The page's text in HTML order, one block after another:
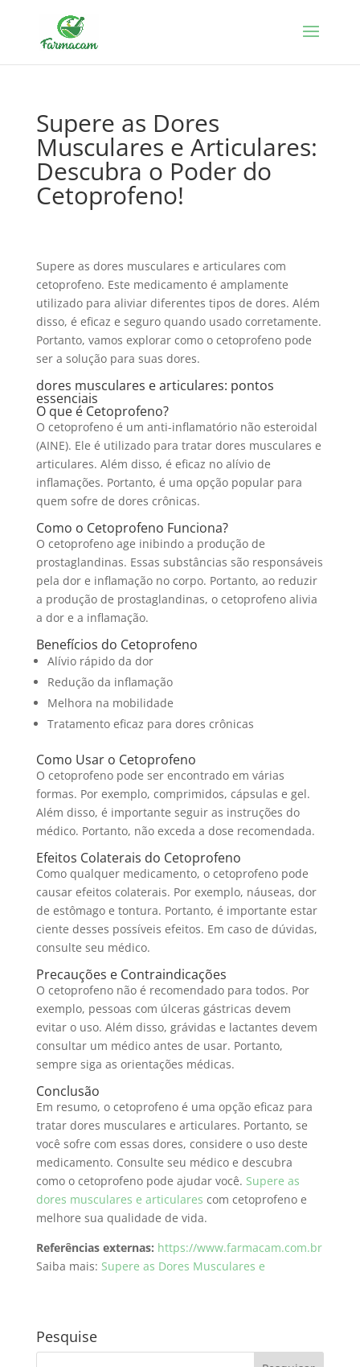
Supere as Dores
Musculares e Articulares:
Descubra o Poder do
Cetoprofeno!
Supere as dores musculares e articulares com
cetoprofeno. Este medicamento é amplamente
utilizado para aliviar diferentes tipos de dores. Além
disso, é eficaz e seguro quando usado corretamente.
Portanto, vamos explorar como o cetoprofeno pode
ser a solução para suas dores.
dores musculares e articulares: pontos
essenciais
O que é Cetoprofeno?
O cetoprofeno é um anti-inflamatório não esteroidal
(AINE). Ele é utilizado para tratar dores musculares e
articulares. Além disso, é eficaz no alívio de
inflamações. Portanto, é uma opção popular para
quem sofre de dores crônicas.
Como o Cetoprofeno Funciona?
O cetoprofeno age inibindo a produção de
prostaglandinas. Essas substâncias são responsáveis
pela dor e inflamação no corpo. Portanto, ao reduzir
a produção de prostaglandinas, o cetoprofeno alivia
a dor e a inflamação.
Benefícios do Cetoprofeno
Alívio rápido da dor
Redução da inflamação
Melhora na mobilidade
Tratamento eficaz para dores crônicas
Como Usar o Cetoprofeno
O cetoprofeno pode ser encontrado em várias
formas. Por exemplo, comprimidos, cápsulas e gel.
Além disso, é importante seguir as instruções do
médico. Portanto, não exceda a dose recomendada.
Efeitos Colaterais do Cetoprofeno
Como qualquer medicamento, o cetoprofeno pode
causar efeitos colaterais. Por exemplo, náuseas, dor
de estômago e tontura. Portanto, é importante estar
ciente desses possíveis efeitos. Em caso de dúvidas,
consulte seu médico.
Precauções e Contraindicações
O cetoprofeno não é recomendado para todos. Por
exemplo, pessoas com úlceras gástricas devem
evitar o uso. Além disso, grávidas e lactantes devem
consultar um médico antes de usar. Portanto,
sempre siga as orientações médicas.
Conclusão
Em resumo, o cetoprofeno é uma opção eficaz para
tratar dores musculares e articulares. Portanto, se
você sofre com essas dores, considere o uso deste
medicamento. Consulte seu médico e descubra
como o cetoprofeno pode ajudar você. Supere as
dores musculares e articulares com cetoprofeno e
melhore sua qualidade de vida.
Referências externas: https://www.farmacam.com.br
Saiba mais: Supere as Dores Musculares e
Pesquise